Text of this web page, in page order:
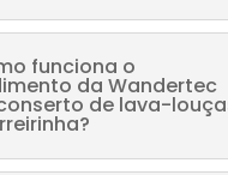
funciona o
da Wandertec
de lava-